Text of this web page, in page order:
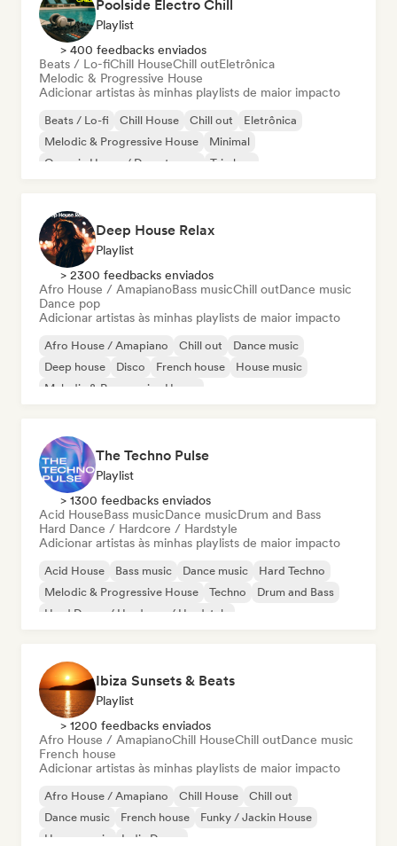
Poolside Electro Chill
Playlist
> 400 feedbacks enviados
Beats / Lo-fiChill HouseChill outEletrônica
Melodic & Progressive House
Adicionar artistas às minhas playlists de maior impacto
Beats / Lo-fi Chill House Chill out
Eletrônica
Melodic & Progressive House
Minimal
Organic House / Downtempo
Trip hop
Deep House Relax
Playlist
> 2300 feedbacks enviados
Afro House / AmapianoBass musicChill outDance music
Dance pop
Adicionar artistas às minhas playlists de maior impacto
Afro House / Amapiano Chill out
Dance music
Deep house
Disco French house
House music
Melodic & Progressive House
The Techno Pulse
Playlist
> 1300 feedbacks enviados
Acid HouseBass musicDance musicDrum and Bass
Hard Dance / Hardcore / Hardstyle
Adicionar artistas às minhas playlists de maior impacto
Acid House Bass music Dance music
Hard Techno
Melodic & Progressive House
Techno
Drum and Bass
Hard Dance / Hardcore / Hardstyle
Ibiza Sunsets & Beats
Playlist
> 1200 feedbacks enviados
Afro House / AmapianoChill HouseChill outDance music
French house
Adicionar artistas às minhas playlists de maior impacto
Afro House / Amapiano Chill House
Chill out
Dance music
French house
Funky / Jackin House
House music
Indie Dance